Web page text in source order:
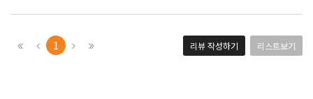
1 리뷰 작성하기 리스트보기